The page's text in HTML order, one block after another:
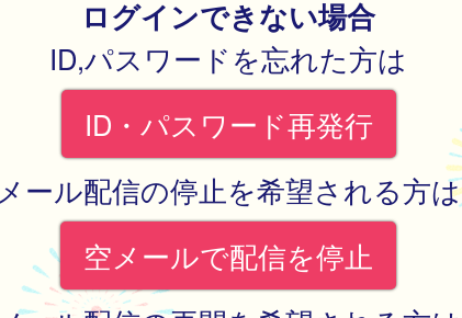
ログインできない場合
ID,パスワードを忘れた方は
ID・パスワード再発行
メール配信の停止を希望される方は
空メールで配信を停止